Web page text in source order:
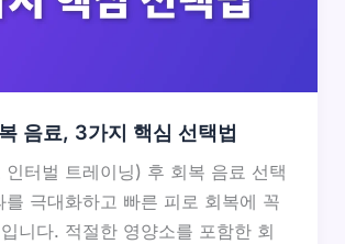
음료, 3가지 핵심 선택법
인터벌 트레이닝) 후 회복 음료 선택
를 극대화하고 빠른 피로 회복에 꼭
니다. 적절한 영양소를 포함한 회